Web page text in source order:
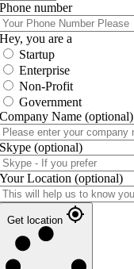
Phone number
Hey, you are a
Startup
Enterprise
Non-Profit
Government
Company Name (optional)
Skype (optional)
Your Location (optional)
Get location